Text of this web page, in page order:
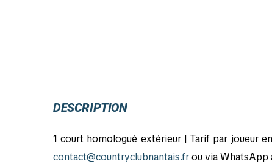
DESCRIPTION
1 court homologué extérieur | Tarif par joueur
contact@countryclubnantais.frou via WhatsApp